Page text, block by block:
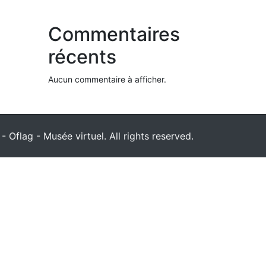
Commentaires
récents
Aucun commentaire à afficher.
Oflag - Musée virtuel. All rights reserved.